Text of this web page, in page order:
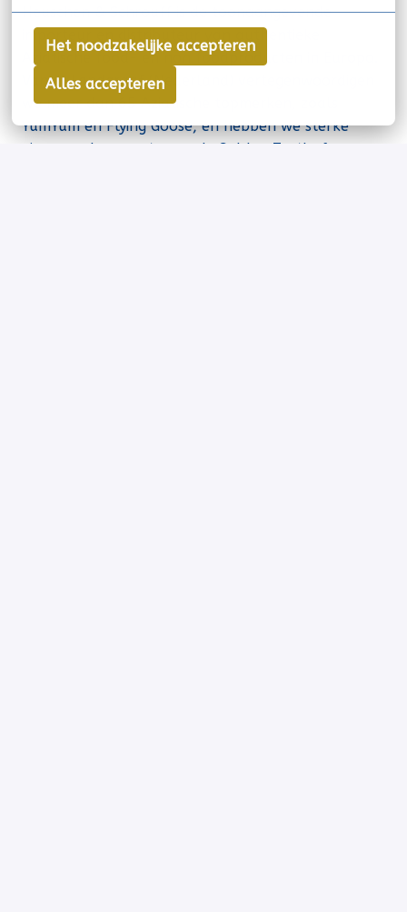
Het noodzakelijke accepteren
Alles accepteren
Heuschen & Schrouff is de toonaangevende
importeur en distributeur van authentieke
Aziatische food- en non foodproducten in Europa.
Vanuit Landgraaf (Nederland) vertegenwoordigen
we meer dan 65 Aziatische topmerken, zoals
YumYum en Flying Goose, en hebben we sterke
eigen merkconcepten zoals Golden Turtle for